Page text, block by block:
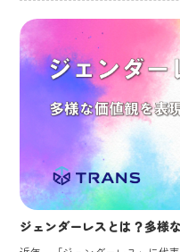
ジェンダーレスとは？多様